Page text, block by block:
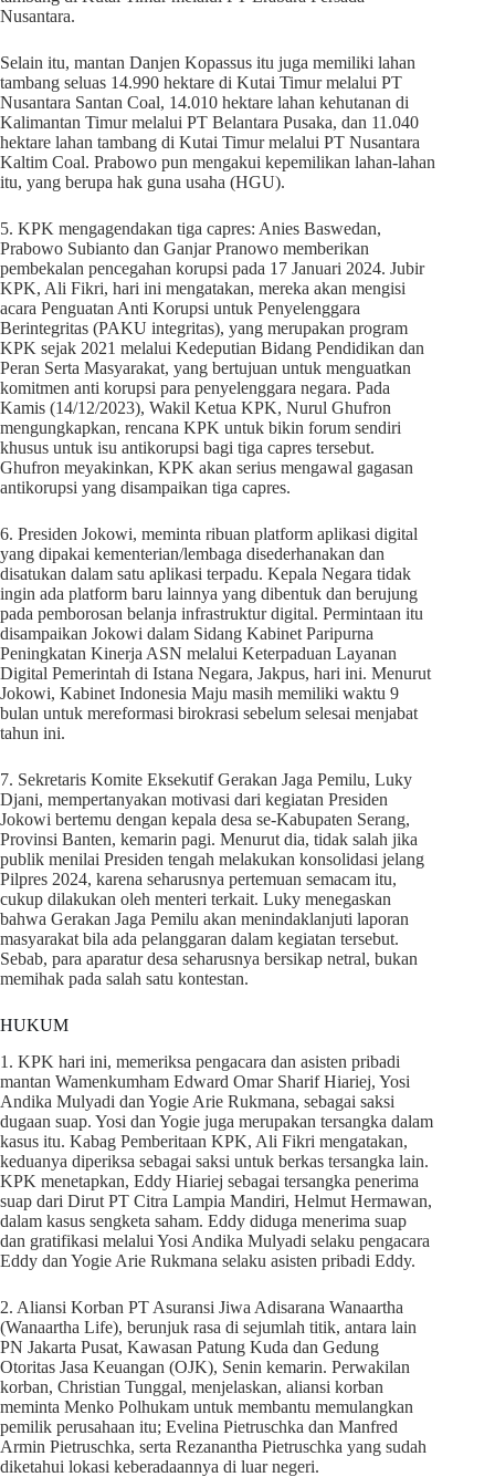
Nusantara.
Selain itu, mantan Danjen Kopassus itu juga memiliki lahan
tambang seluas 14.990 hektare di Kutai Timur melalui PT
Nusantara Santan Coal, 14.010 hektare lahan kehutanan di
Kalimantan Timur melalui PT Belantara Pusaka, dan 11.040
hektare lahan tambang di Kutai Timur melalui PT Nusantara
Kaltim Coal. Prabowo pun mengakui kepemilikan lahan-lahan
itu, yang berupa hak guna usaha (HGU).
5. KPK mengagendakan tiga capres: Anies Baswedan,
Prabowo Subianto dan Ganjar Pranowo memberikan
pembekalan pencegahan korupsi pada 17 Januari 2024. Jubir
KPK, Ali Fikri, hari ini mengatakan, mereka akan mengisi
acara Penguatan Anti Korupsi untuk Penyelenggara
Berintegritas (PAKU integritas), yang merupakan program
KPK sejak 2021 melalui Kedeputian Bidang Pendidikan dan
Peran Serta Masyarakat, yang bertujuan untuk menguatkan
komitmen anti korupsi para penyelenggara negara. Pada
Kamis (14/12/2023), Wakil Ketua KPK, Nurul Ghufron
mengungkapkan, rencana KPK untuk bikin forum sendiri
khusus untuk isu antikorupsi bagi tiga capres tersebut.
Ghufron meyakinkan, KPK akan serius mengawal gagasan
antikorupsi yang disampaikan tiga capres.
6. Presiden Jokowi, meminta ribuan platform aplikasi digital
yang dipakai kementerian/lembaga disederhanakan dan
disatukan dalam satu aplikasi terpadu. Kepala Negara tidak
ingin ada platform baru lainnya yang dibentuk dan berujung
pada pemborosan belanja infrastruktur digital. Permintaan itu
disampaikan Jokowi dalam Sidang Kabinet Paripurna
Peningkatan Kinerja ASN melalui Keterpaduan Layanan
Digital Pemerintah di Istana Negara, Jakpus, hari ini. Menurut
Jokowi, Kabinet Indonesia Maju masih memiliki waktu 9
bulan untuk mereformasi birokrasi sebelum selesai menjabat
tahun ini.
7. Sekretaris Komite Eksekutif Gerakan Jaga Pemilu, Luky
Djani, mempertanyakan motivasi dari kegiatan Presiden
Jokowi bertemu dengan kepala desa se-Kabupaten Serang,
Provinsi Banten, kemarin pagi. Menurut dia, tidak salah jika
publik menilai Presiden tengah melakukan konsolidasi jelang
Pilpres 2024, karena seharusnya pertemuan semacam itu,
cukup dilakukan oleh menteri terkait. Luky menegaskan
bahwa Gerakan Jaga Pemilu akan menindaklanjuti laporan
masyarakat bila ada pelanggaran dalam kegiatan tersebut.
Sebab, para aparatur desa seharusnya bersikap netral, bukan
memihak pada salah satu kontestan.
HUKUM
1. KPK hari ini, memeriksa pengacara dan asisten pribadi
mantan Wamenkumham Edward Omar Sharif Hiariej, Yosi
Andika Mulyadi dan Yogie Arie Rukmana, sebagai saksi
dugaan suap. Yosi dan Yogie juga merupakan tersangka dalam
kasus itu. Kabag Pemberitaan KPK, Ali Fikri mengatakan,
keduanya diperiksa sebagai saksi untuk berkas tersangka lain.
KPK menetapkan, Eddy Hiariej sebagai tersangka penerima
suap dari Dirut PT Citra Lampia Mandiri, Helmut Hermawan,
dalam kasus sengketa saham. Eddy diduga menerima suap
dan gratifikasi melalui Yosi Andika Mulyadi selaku pengacara
Eddy dan Yogie Arie Rukmana selaku asisten pribadi Eddy.
2. Aliansi Korban PT Asuransi Jiwa Adisarana Wanaartha
(Wanaartha Life), berunjuk rasa di sejumlah titik, antara lain
PN Jakarta Pusat, Kawasan Patung Kuda dan Gedung
Otoritas Jasa Keuangan (OJK), Senin kemarin. Perwakilan
korban, Christian Tunggal, menjelaskan, aliansi korban
meminta Menko Polhukam untuk membantu memulangkan
pemilik perusahaan itu; Evelina Pietruschka dan Manfred
Armin Pietruschka, serta Rezanantha Pietruschka yang sudah
diketahui lokasi keberadaannya di luar negeri.